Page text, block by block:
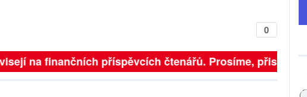
0
na finančních příspěvcích čtenářů. Prosíme, přispějte. ➥